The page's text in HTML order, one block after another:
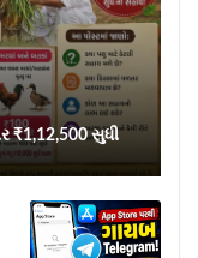
₹1,12,500 સુધી